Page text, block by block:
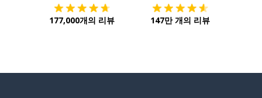
177,000개의 리뷰 147만 개의 리뷰